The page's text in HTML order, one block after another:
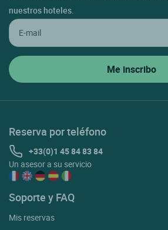
nuestros hoteles.
Reserva por teléfono
+33(0)1 45 84 83 84
Un asesor a su servicio
Soporte y FAQ
Mis reservas